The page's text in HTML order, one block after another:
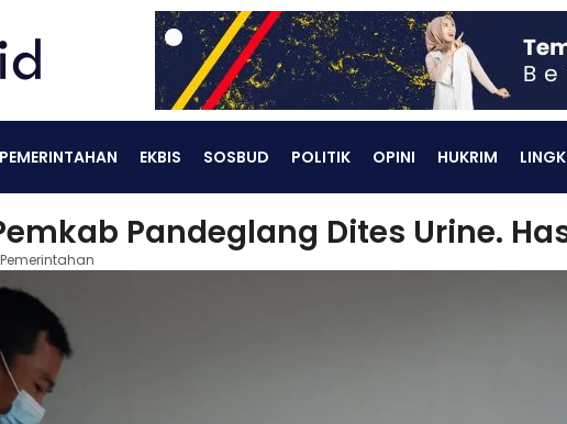
PEMERINTAHAN EKBIS SOSBUD POLITIK OPINI HUKRIM
Pandeglang Dites Urine.
Pemerintahan